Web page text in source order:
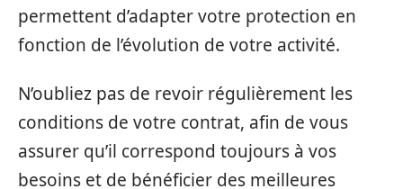
permettent d’adapter votre protection en
fonction de l’évolution de votre activité.
N’oubliez pas de revoir régulièrement les
conditions de votre contrat, afin de vous
assurer qu’il correspond toujours à vos
besoins et de bénéficier des meilleures